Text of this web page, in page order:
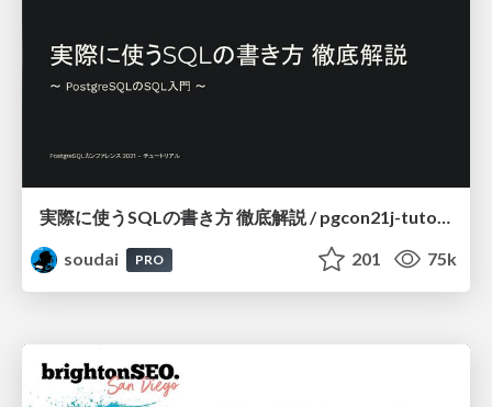
実際に使うSQLの書き方 徹底解説 / pgcon21j-tutorial
soudai
PRO 201 75k